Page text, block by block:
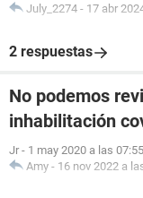
July_2274 - 17 abr
2 respuestas
No podemos
inhabilitación
Jr - 1 may 2020 a las 07:55
Amy - 16 nov 2022 a